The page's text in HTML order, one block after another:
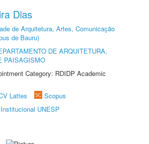
Dias
de Arquitetura, Artes, Comunicação
de Bauru)
DE ARQUITETURA,
PAISAGISMO
Category: RDIDP Academic
Lattes
Scopus
UNESP